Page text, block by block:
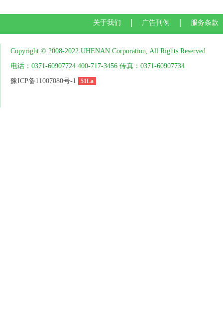
关于我们 广告刊例 服务条款
Copyright © 2008-2022 UHENAN Corporation, All Rights Reserved
电话：0371-60907724 400-717-3456 传真：0371-60907734
豫ICP备11007080号-1
51La